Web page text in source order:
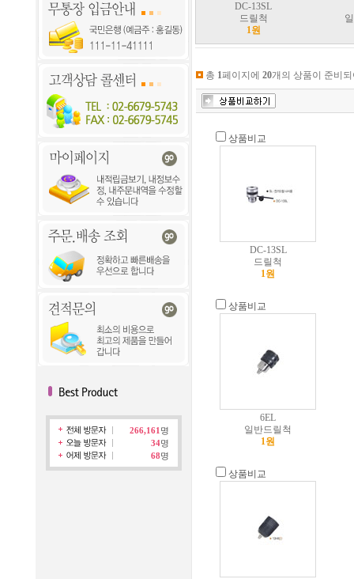
266,161 명
34명
68명
DC-13SL
드릴척
1원
총 1페이지에 20개의 상품이 준비
상품비교
DC-13SL
드릴척
1원
상품비교
6EL
일반드릴척
1원
상품비교